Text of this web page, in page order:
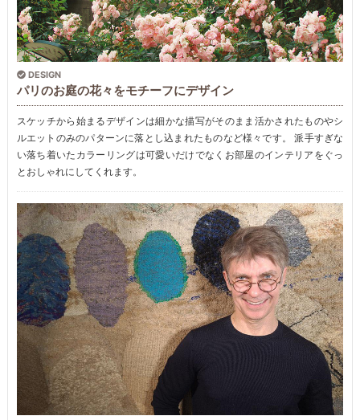
DESIGN
パリのお庭の花々をモチーフにデザイン
スケッチから始まるデザインは細かな描写がそのまま活かされたものやシ
ルエットのみのパターンに落とし込まれたものなど様々です。 派手すぎな
い落ち着いたカラーリングは可愛いだけでなくお部屋のインテリアをぐっ
とおしゃれにしてくれます。